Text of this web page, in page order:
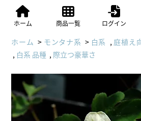
ホーム 商品一覧 ログイン
ホーム > モンタナ系 > 白系 , 庭植え
, 白系 品種 , 際立つ豪華さ